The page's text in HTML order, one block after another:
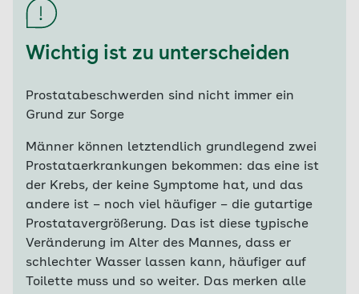
Wichtig ist zu unterscheiden
Prostatabeschwerden sind nicht immer ein
Grund zur Sorge
Männer können letztendlich grundlegend zwei
Prostataerkrankungen bekommen: das eine ist
der Krebs, der keine Symptome hat, und das
andere ist – noch viel häufiger – die gutartige
Prostatavergrößerung. Das ist diese typische
Veränderung im Alter des Mannes, dass er
schlechter Wasser lassen kann, häufiger auf
Toilette muss und so weiter. Das merken alle